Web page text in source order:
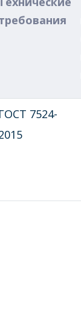
ГОСТ 7524-